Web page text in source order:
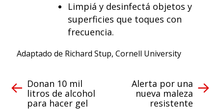
Limpiá y desinfectá objetos y
superficies que toques con
frecuencia.
Adaptado de Richard Stup, Cornell University
Donan 10 mil
litros de alcohol
para hacer gel
Alerta por una
nueva maleza
resistente